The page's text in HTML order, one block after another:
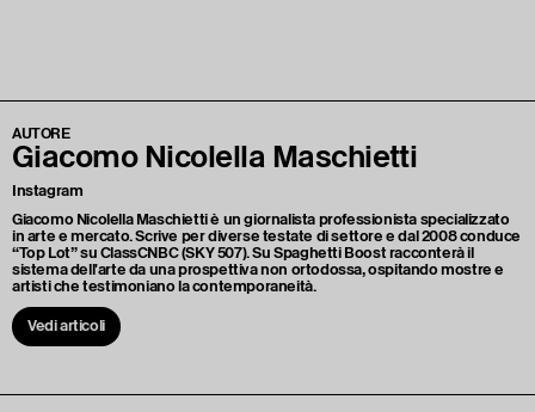
AUTORE
Giacomo Nicolella Maschietti
Instagram
Giacomo Nicolella Maschietti è un giornalista professionista specializzato
in arte e mercato. Scrive per diverse testate di settore e dal 2008 conduce
“Top Lot” su ClassCNBC (SKY 507). Su Spaghetti Boost racconterà il
sistema dell'arte da una prospettiva non ortodossa, ospitando mostre e
artisti che testimoniano la contemporaneità.
Vedi articoli